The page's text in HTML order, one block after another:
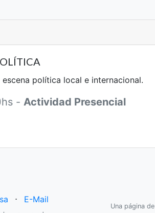
política local e internacional.
- Actividad Presencial
⋅ E-Mail
Una página de